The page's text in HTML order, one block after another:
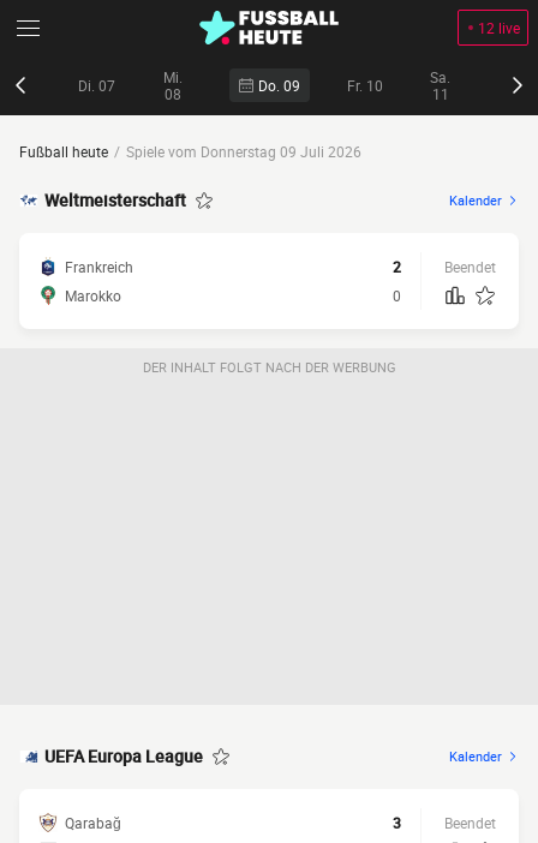
12 live
Di. 07
Mi.
08
Do. 09 Fr. 10
Sa.
11
Fußball heute Spiele vom Donnerstag 09 Juli 2026
Weltmeisterschaft Kalender
Frankreich
2
Marokko
0
Beendet
DER INHALT FOLGT NACH DER WERBUNG
UEFA Europa League Kalender
Qarabağ
3
Beendet